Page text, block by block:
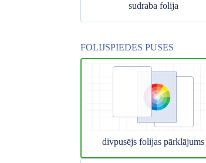
sudraba folija
FOLIJSPIEDES PUSES
divpusējs folijas pārklājums